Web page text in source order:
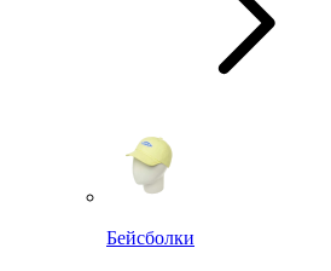
Бейсболки